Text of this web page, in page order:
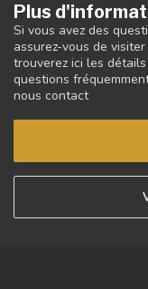
Plus
Si vous avez des
assurez-vous de
trouverez ici les
questions
nous contact